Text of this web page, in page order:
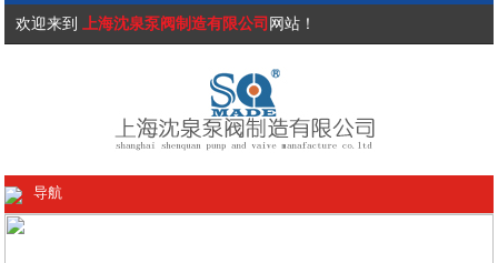
欢迎来到 上海沈泉泵阀制造有限公司 网站！
导航